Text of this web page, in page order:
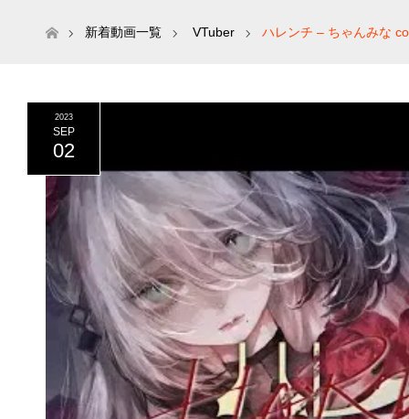
ホーム新着動画一覧 VTuber ハレンチ – ちゃんみな
2023
SEP
02